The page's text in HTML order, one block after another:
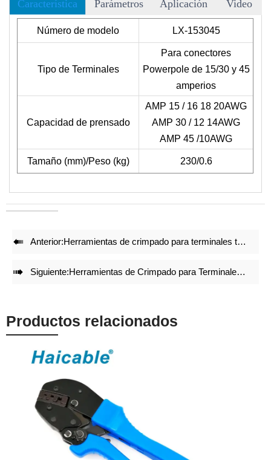
Característica Parámetros Aplicación Video
Número de modelo LX-153045
Tipo de Terminales
Paraconectores
Powerpole de 15/30 y 45
amperios
Capacidad de prensado
AMP 15 / 16 18 20AWG
AMP 30 / 12 14AWG
AMP 45 /10AWG
Tamaño (mm)/Peso (kg) 230/0.6
• Hay más de 40 matrices para elegir, y aceptamos matrices
OEM.
• El siguiente formato no incluye los terminales, consulte el
tipo de terminal en nuestro dibujo de matrices.
• Juegos de matrices de crimpado precisos y bloqueo integral
con mecanismo de auto liberación garantizan un efecto de
crimpado de alta calidad incluso después de repetidos
crimpados.
• Ajuste preciso antes de la entrega de fábrica.
crimpado.
 Anterior:Herramientas de crimpado para terminales térmicas AN-0822
 Siguiente:Herramientas de Crimpado para Terminales Ciegos AN-103
Productos relacionados